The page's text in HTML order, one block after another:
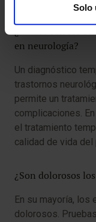
Solo
¿Cuáles son los
en neurología?
Un diagnóstico
trastornos
permite un
complicaciones.
el tratamiento
calidad de vida del
¿Son dolorosos
En su mayoría, los
dolorosos.